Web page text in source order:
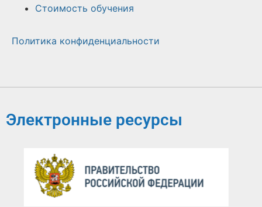
Стоимость обучения
Политика конфиденциальности
Электронные ресурсы